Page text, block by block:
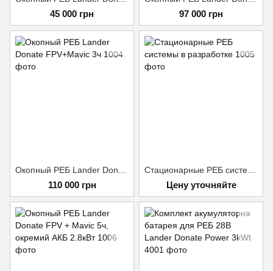
45 000 грн 97 000 грн
110 000 грн Цену уточняйте